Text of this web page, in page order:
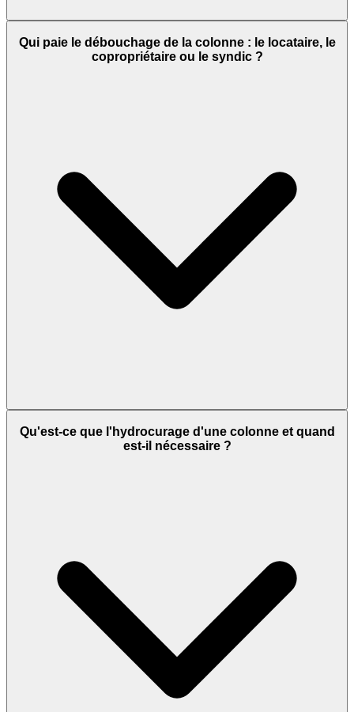
Qui paie le débouchage de la colonne : le locataire, le
copropriétaire ou le syndic ?
Qu'est-ce que l'hydrocurage d'une colonne et quand
est-il nécessaire ?